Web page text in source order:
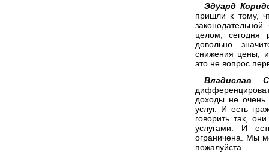
Эдуард
пришли к тому,
целом, сегодня
довольно
снижения цены,
это не вопрос
Владислав
доходы не очень
услуг. И есть
говорить так,
услугами. И
ограничена. Мы
пожалуйста.